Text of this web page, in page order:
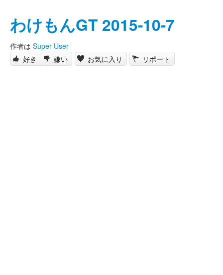
わけもんGT 2015-10-7
作者は Super User
好き
嫌い お気に入り リポート